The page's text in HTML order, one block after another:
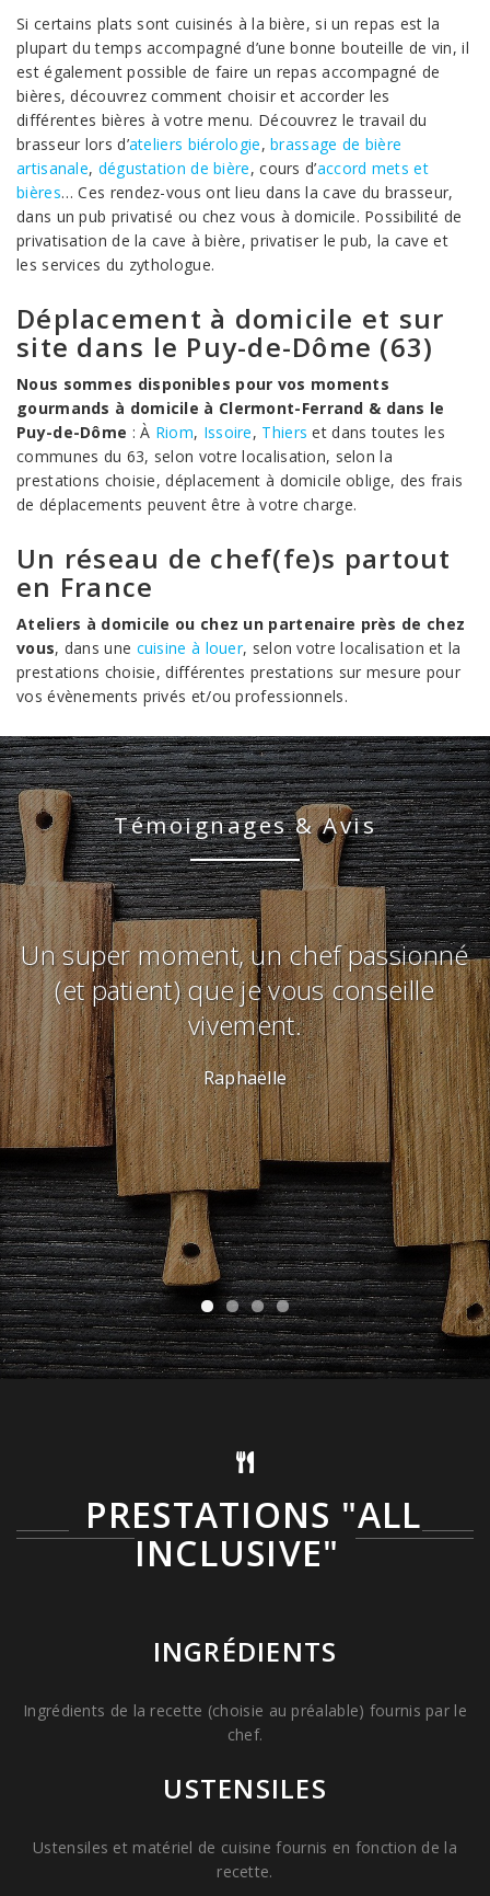
Si certains plats sont cuisinés à la bière, si un repas est la
plupart du temps accompagné d’une bonne bouteille de vin, il
est également possible de faire un repas accompagné de
bières, découvrez comment choisir et accorder les
différentes bières à votre menu. Découvrez le travail du
brasseur lors d’ateliers biérologie,brassage de bière
artisanale, dégustation de bière, cours d’accord mets et
bières… Ces rendez-vous ont lieu dans la cave du brasseur,
dans un pub privatisé ou chez vous à domicile. Possibilité de
privatisation de la cave à bière, privatiser le pub, la cave et
les services du zythologue.
Déplacement à domicile et sur
site dans le Puy-de-Dôme (63)
Nous sommes disponibles pour vos moments
gourmands à domicile à Clermont-Ferrand & dans le
Puy-de-Dôme : À Riom, Issoire, Thiers et dans toutes les
communes du 63, selon votre localisation, selon la
prestations choisie, déplacement à domicile oblige, des frais
de déplacements peuvent être à votre charge.
Un réseau de chef(fe)s partout
en France
Ateliers à domicile ou chez un partenaire près de chez
vous, dans une cuisine à louer, selon votre localisation et la
prestations choisie, différentes prestations sur mesure pour
vos évènements privés et/ou professionnels.
Témoignages & Avis
Ce cours collectif était une grande
première pour moi et j'en suis plus
que ravi. Je le recommande à toutes
celles et à tout ceux qui veulent
découvrir la cuisine autrement tout en
passant un moment très convivial. Je
reviendrais d'ailleurs avec grand
plaisir !
Maxence
PRESTATIONS "ALL
INCLUSIVE"
INGRÉDIENTS
Ingrédients de la recette (choisie au préalable) fournis par le
chef.
USTENSILES
Ustensiles et matériel de cuisine fournis en fonction de la
recette.